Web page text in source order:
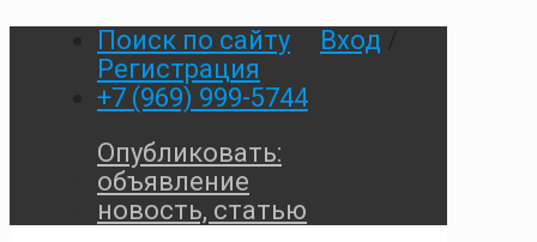
Поиск по сайту Вход
Регистрация
+7 (969) 999-5744
Опубликовать:
объявление
новость, статью